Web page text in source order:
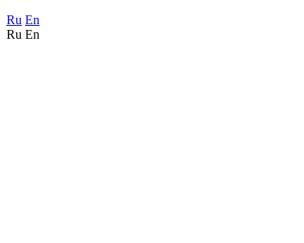
Ru En
Ru En